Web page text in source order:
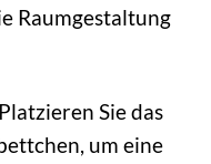
Raumgestaltung
Platzieren Sie das
um eine